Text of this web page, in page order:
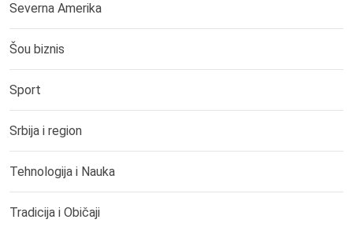
Severna Amerika
Šou biznis
Sport
Srbija i region
Tehnologija i Nauka
Tradicija i Običaji